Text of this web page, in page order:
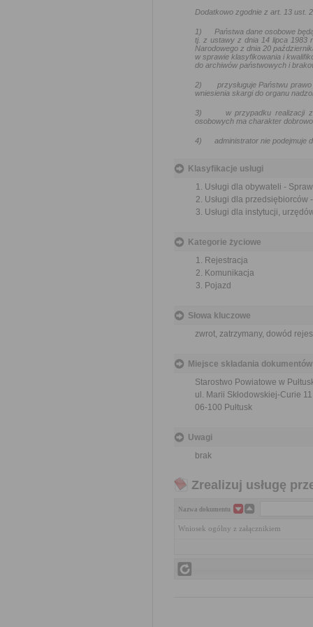
Dodatkowo zgodnie z art. 13 ust.
1) Państwa dane osobowe
tj. z ustawy z dnia 14 lipca 1983
Narodowego z dnia 20
w sprawie klasyfikowania i
do archiwów państwowych i
2) przysługuje Państwu
wniesienia skargi do organu
3) w przypadku realizacji
osobowych ma charakter
4) administrator nie podejmuje
Klasyfikacje usługi
Usługi dla obywateli -
Usługi dla
Usługi dla instytucji,
Kategorie życiowe
Rejestracja
Komunikacja
Pojazd
Słowa kluczowe
zwrot, zatrzymany, dowód
Miejsce składania dokumentów
Starostwo Powiatowe w
ul. Marii Skłodowskiej-Curie 11
06-100 Pułtusk
Uwagi
brak
Zrealizuj usługę
Nazwa dokumentu
Wniosek ogólny z załącznikiem